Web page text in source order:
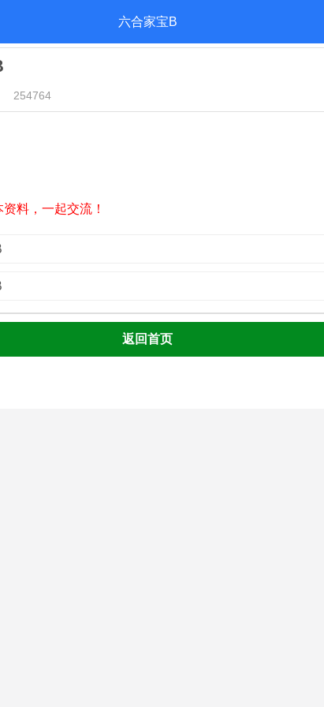
六合家宝B
254764
料，一起交流！
返回首页